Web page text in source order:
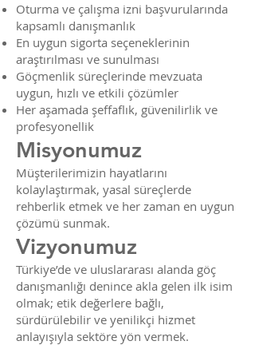
Oturma ve çalışma izni başvurularında
kapsamlı danışmanlık
En uygun sigorta seçeneklerinin
araştırılması ve sunulması
Göçmenlik süreçlerinde mevzuata
uygun, hızlı ve etkili çözümler
Her aşamada şeffaflık, güvenilirlik ve
profesyonellik
Misyonumuz
Müşterilerimizin hayatlarını
kolaylaştırmak, yasal süreçlerde
rehberlik etmek ve her zaman en uygun
çözümü sunmak.
Vizyonumuz
Türkiye’de ve uluslararası alanda göç
danışmanlığı denince akla gelen ilk isim
olmak; etik değerlere bağlı,
sürdürülebilir ve yenilikçi hizmet
anlayışıyla sektöre yön vermek.